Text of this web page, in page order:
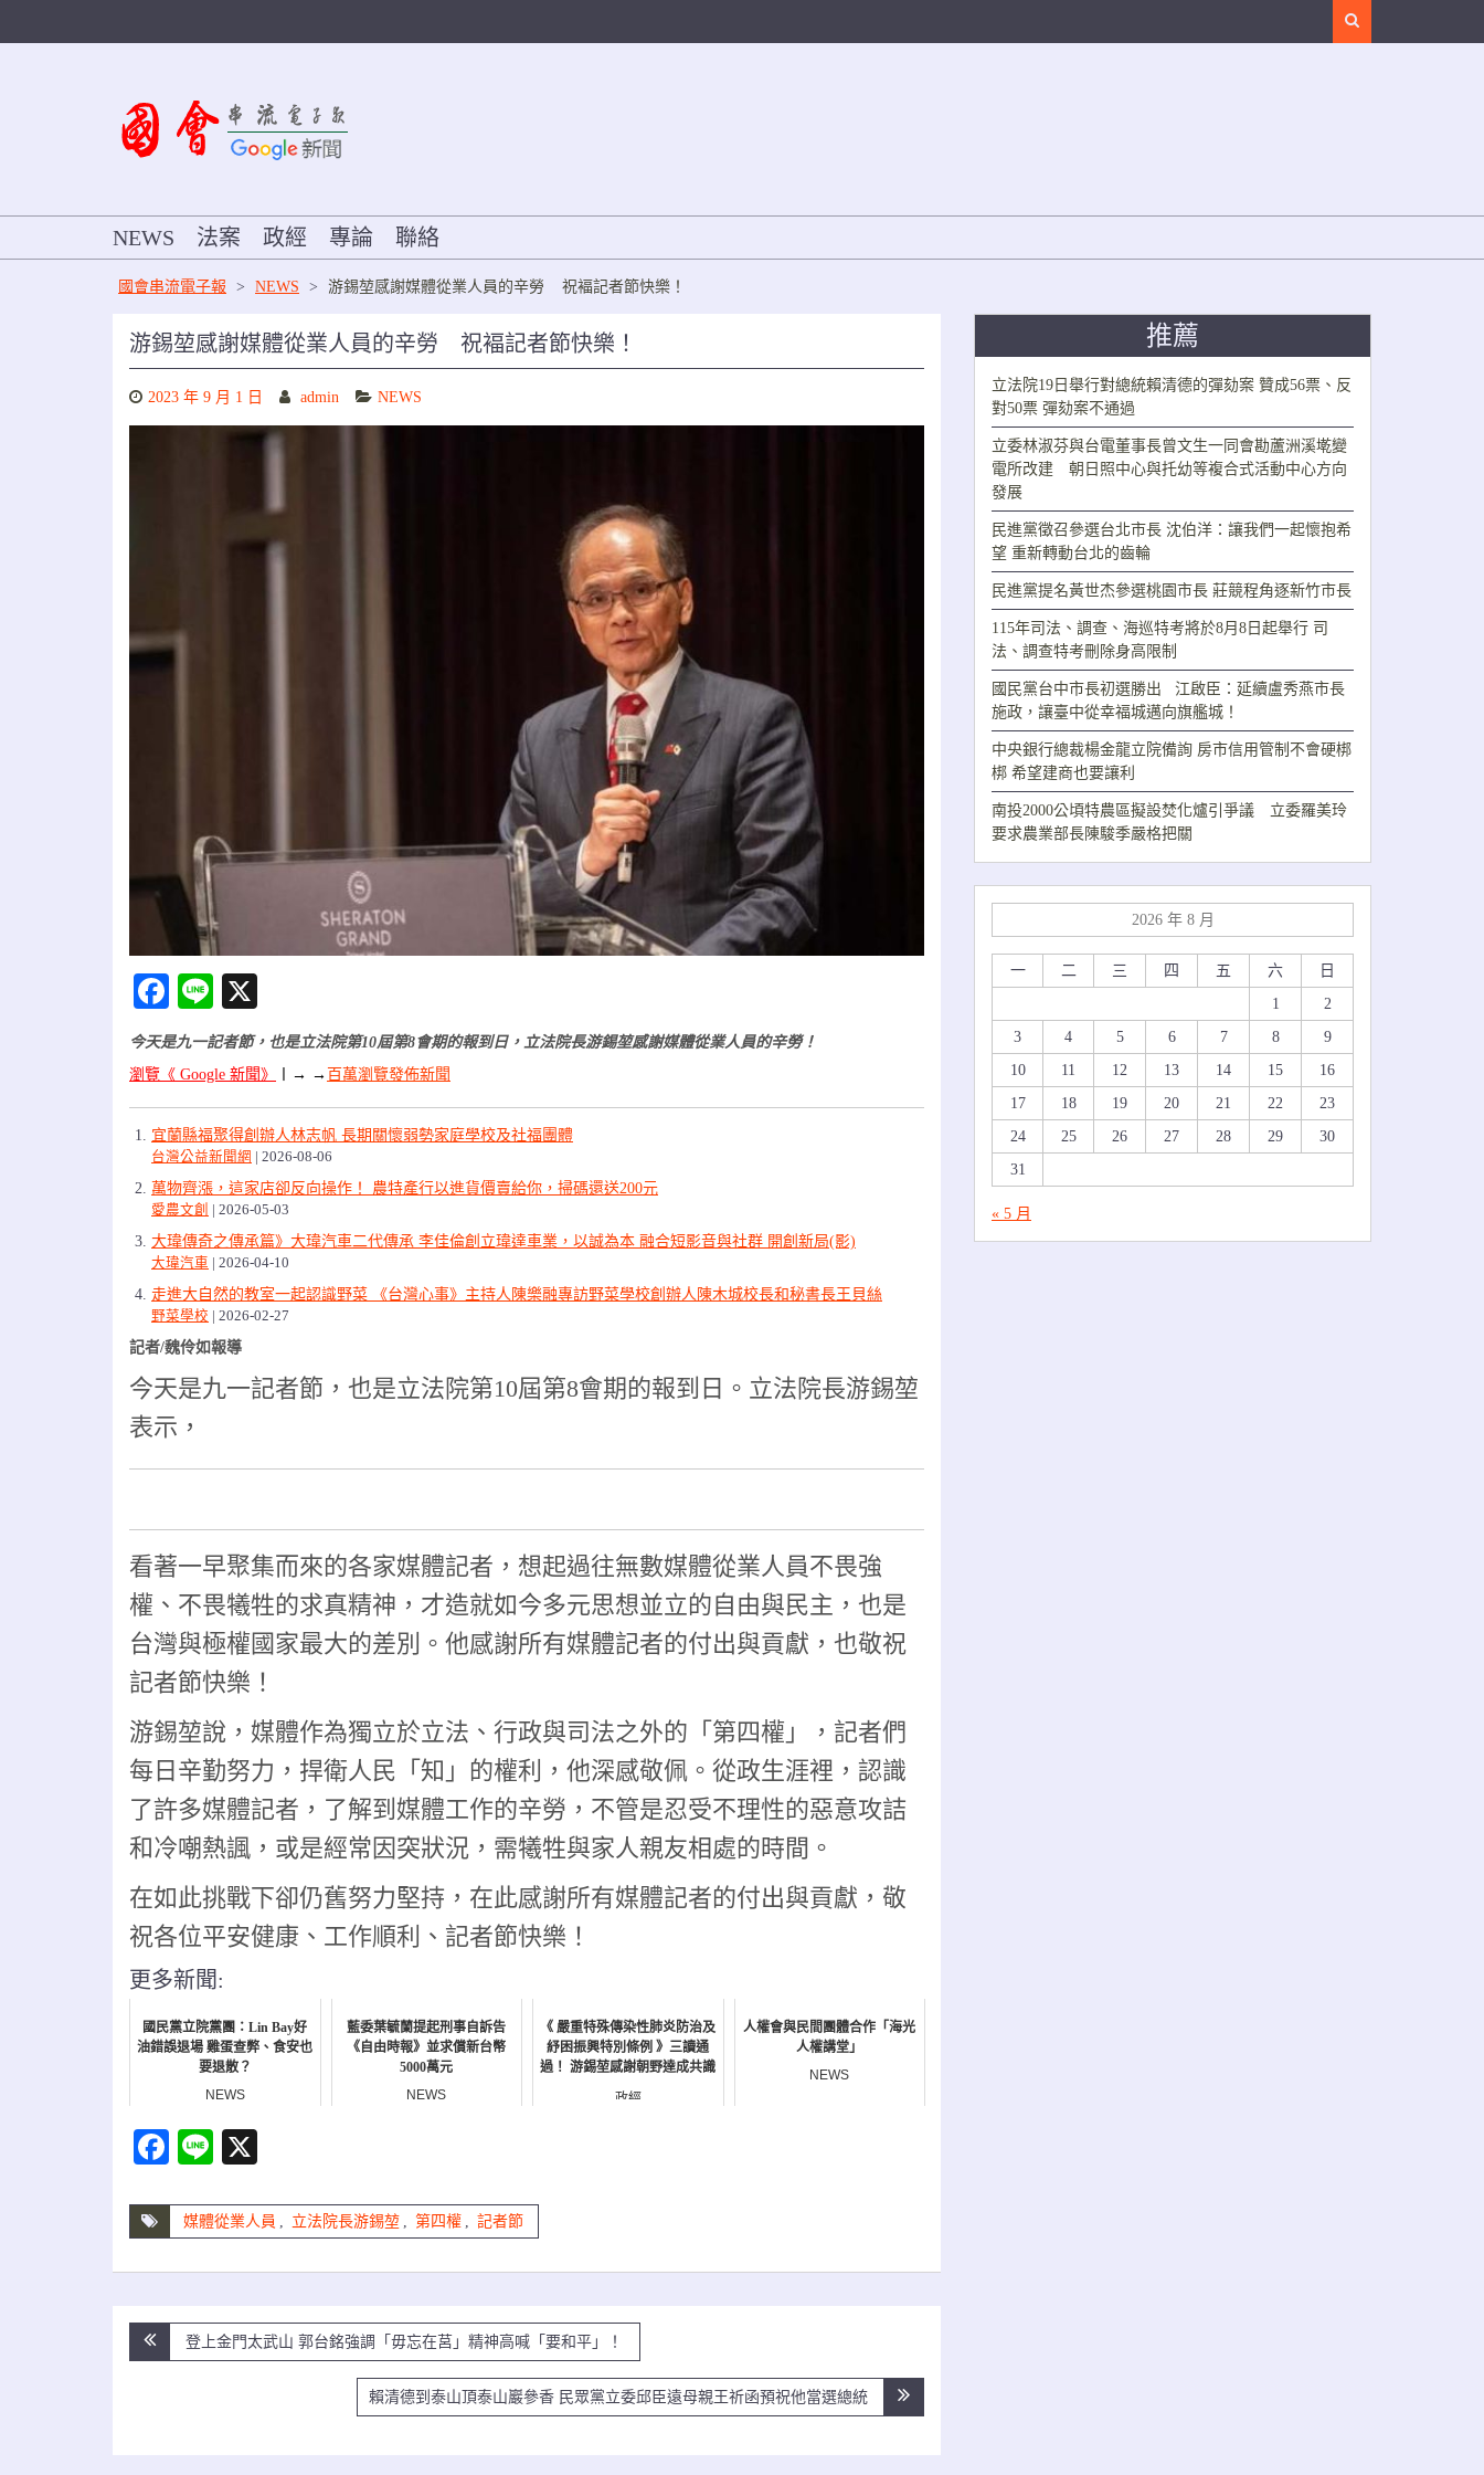
NEWS 法案 政經 專論 聯絡
國會串流電子報 > NEWS > 游錫堃感謝媒體從業人員的辛勞 祝褔記者節快樂！
游錫堃感謝媒體從業人員的辛勞 祝褔記者節快樂！
2023 年 9 月 1 日 admin NEWS
Facebook
Line
今天是九一記者節，也是立法院第10屆第8會期的報到日，立法院長游錫堃感謝媒體從業人員的辛勞！
瀏覽《 Google 新聞》
→ → 百萬瀏覽發佈新聞
宜蘭縣福聚得創辦人林志帆 長期關懷弱勢家庭學校及社福團體
台灣公益新聞網 2026-08-06
萬物齊漲，這家店卻反向操作！ 農特產行以進貨價賣給你，掃碼還送200元
愛農文創 2026-05-03
大瑋傳奇之傳承篇》大瑋汽車二代傳承 李佳倫創立瑋達車業，以誠為本 融合短影音與社群 開創新局(影)
大瑋汽車 2026-04-10
走進大自然的教室一起認識野菜 《台灣心事》主持人陳樂融專訪野菜學校創辦人陳木城校長和秘書長王貝絲
野菜學校 2026-02-27
記者/魏伶如報導
今天是九一記者節，也是立法院第10屆第8會期的報到日。立法院長游錫堃
表示，
看著一早聚集而來的各家媒體記者，想起過往無數媒體從業人員不畏強
權、不畏犧牲的求真精神，才造就如今多元思想並立的自由與民主，也是
台灣與極權國家最大的差別。他感謝所有媒體記者的付出與貢獻，也敬祝
記者節快樂！
游錫堃說，媒體作為獨立於立法、行政與司法之外的「第四權」，記者們
每日辛勤努力，捍衛人民「知」的權利，他深感敬佩。從政生涯裡，認識
了許多媒體記者，了解到媒體工作的辛勞，不管是忍受不理性的惡意攻詰
和冷嘲熱諷，或是經常因突狀況，需犧牲與家人親友相處的時間。
在如此挑戰下卻仍舊努力堅持，在此感謝所有媒體記者的付出與貢獻，敬
祝各位平安健康、工作順利、記者節快樂！
更多新聞:
國民黨立院黨團：Lin Bay好
油錯誤退場 雞蛋查弊、食安也
要退散？
NEWS
藍委葉毓蘭提起刑事自訴告
《自由時報》並求償新台幣
5000萬元
NEWS
《 嚴重特殊傳染性肺炎防治及
紓困振興特別條例 》三讀通
過！ 游錫堃感謝朝野達成共識
政經
人權會與民間團體合作「海光
人權講堂」
NEWS
Facebook
Line
媒體從業人員 立法院長游錫堃 第四權 記者節
文
登上金門太武山 郭台銘強調「毋忘在莒」精神高喊「要和平」！
賴清德到泰山頂泰山巖參香 民眾黨立委邱臣遠母親王祈函預祝他當選總統
推薦
立法院19日舉行對總統賴清德的彈劾案 贊成56票、反
對50票 彈劾案不通過
立委林淑芬與台電董事長曾文生一同會勘蘆洲溪墘變
電所改建 朝日照中心與托幼等複合式活動中心方向
發展
民進黨徵召參選台北市長 沈伯洋：讓我們一起懷抱希
望 重新轉動台北的齒輪
民進黨提名黃世杰參選桃園市長 莊競程角逐新竹市長
115年司法、調查、海巡特考將於8月8日起舉行 司
法、調查特考刪除身高限制
國民黨台中市長初選勝出 江啟臣：延續盧秀燕市長
施政，讓臺中從幸福城邁向旗艦城！
中央銀行總裁楊金龍立院備詢 房市信用管制不會硬梆
梆 希望建商也要讓利
南投2000公頃特農區擬設焚化爐引爭議 立委羅美玲
要求農業部長陳駿季嚴格把關
2026 年 8 月
一 二 三 四 五 六
日
1
2
3
4 5 6 7 8
9
10
11 12 13 14 15
16
17
18 19 20 21 22
23
24
25 26 27 28 29
30
31
« 5 月